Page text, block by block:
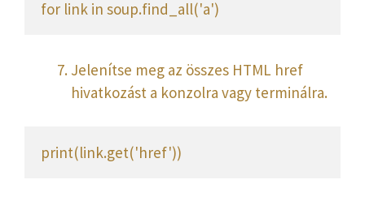
for link in soup.find_all('a')
Jelenítse meg az összes HTML href
hivatkozást a konzolra vagy terminálra.
print(link.get('href'))